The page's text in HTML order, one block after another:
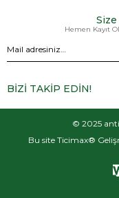
Hemen Kayıt
BİZİ TAKİP EDİN!
© 2025
Bu site Ticimax®